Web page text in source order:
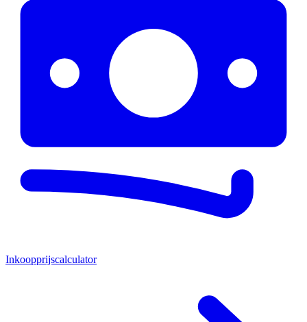
Inkoopprijscalculator